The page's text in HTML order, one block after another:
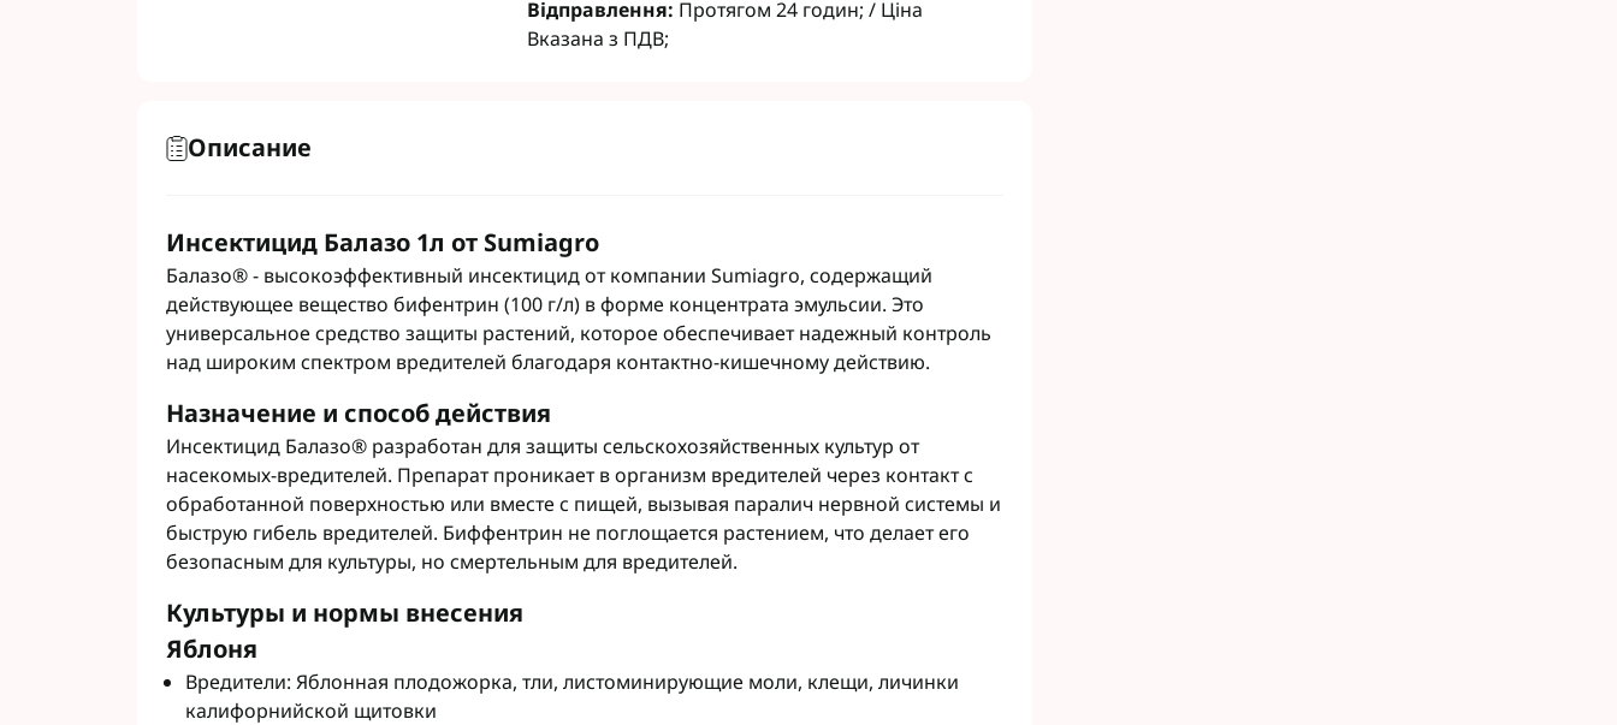
Семена рапса Кортева
Гербициды Бест
Гербициды Укравит
Фунгициды для Зерновых
Фунгициды Для Подсолнечника
Фунгициды Для Винограда
Фунгициды для Рапса
Фунгициды для Картофеля
Фунгициды Для Овощей
Фунгициды Для Чеснока
Фунгициды Для садов
Фунгициды Для свеклы
Контактные фунгициды
Системные фунгициды
Фунгициды АХТ
Фунгициды Альфа Смарт Агро
Фунгициды Укравит
Фунгициды Химагромаркетинг
Микроудобрения для кукурузы
Микроудобрения для
подсолнечника
Микроудобрения для пшеницы
Удобрения для Свеклы
Микроудобрения Life Force
Ukraine
Микроудобрения StimOrganic
Микроудобрения Humintech
Агро
Відправлення: Протягом 24 годин; / Ціна
Вказана з ПДВ;
Описание
Инсектицид Балазо 1л от Sumiagro
Балазо® - высокоэффективный инсектицид от компании Sumiagro, содержащий
действующее вещество бифентрин (100 г/л) в форме концентрата эмульсии. Это
универсальное средство защиты растений, которое обеспечивает надежный контроль
над широким спектром вредителей благодаря контактно-кишечному действию.
Назначение и способ действия
Инсектицид Балазо® разработан для защиты сельскохозяйственных культур от
насекомых-вредителей. Препарат проникает в организм вредителей через контакт с
обработанной поверхностью или вместе с пищей, вызывая паралич нервной системы и
быструю гибель вредителей. Биффентрин не поглощается растением, что делает его
безопасным для культуры, но смертельным для вредителей.
Культуры и нормы внесения
Яблоня
Вредители: Яблонная плодожорка, тли, листоминирующие моли, клещи, личинки
калифорнийской щитовки